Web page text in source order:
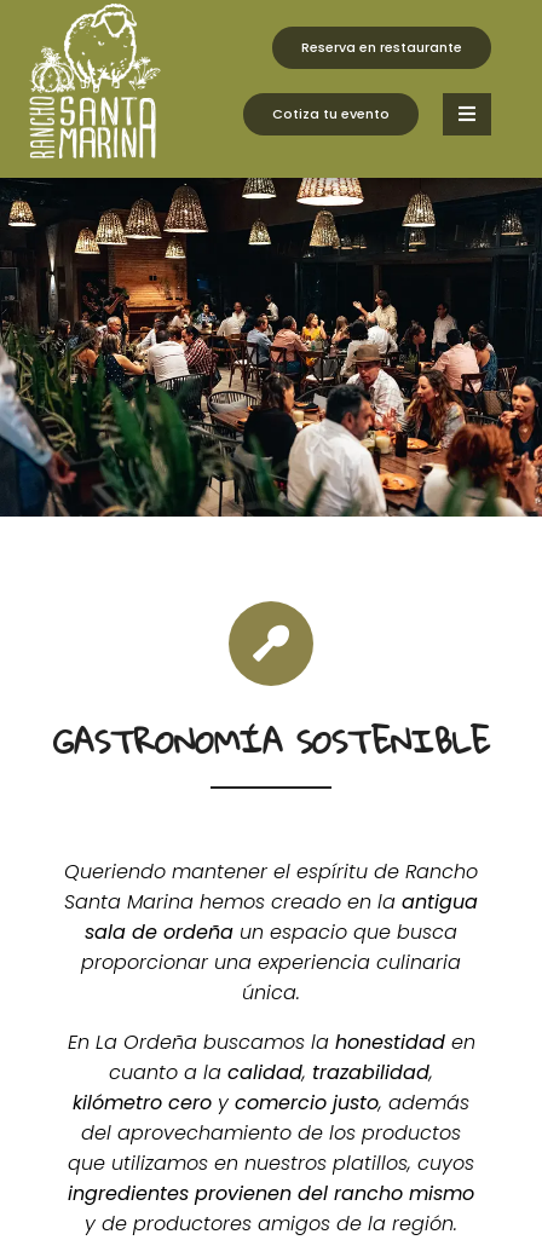
fbq('track', 'AddToCart', { content_ids: ['123'], //
'REQUIRED': array of product IDs content_type: 'product',
// RECOMMENDED: Either product or product_group
based on the content_ids or contents being passed. });
Reserva en restaurante
Cotiza tu evento
GASTRONOMÍA SOSTENIBLE
Queriendo mantener el espíritu de Rancho
Santa Marina hemos creado en la antigua
sala de ordeña un espacio que busca
proporcionar una experiencia culinaria
única.
En La Ordeña buscamos la honestidad en
cuanto a la calidad, trazabilidad,
kilómetro cero y comercio justo, además
del aprovechamiento de los productos
que utilizamos en nuestros platillos, cuyos
ingredientes provienen del rancho mismo
y de productores amigos de la región.